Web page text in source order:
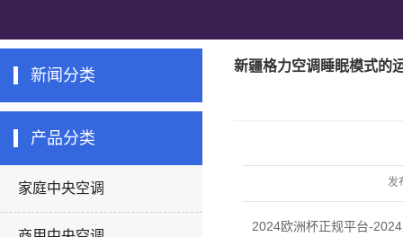
新闻分类
产品分类
家庭中央空调
新疆格力空调睡眠模式的
发
2024欧洲杯正规平台-